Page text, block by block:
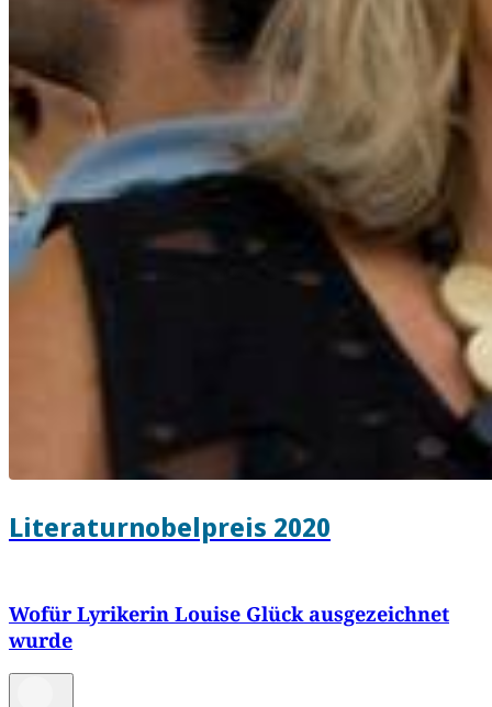
Literaturnobelpreis 2020
Wofür Lyrikerin Louise Glück ausgezeichnet
wurde